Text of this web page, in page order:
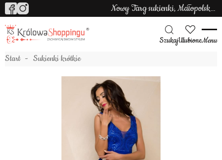
Nowy Targ sukienki, Małopolska sukienki
SzukajUlubioneMenu
Start Sukienki krótkie